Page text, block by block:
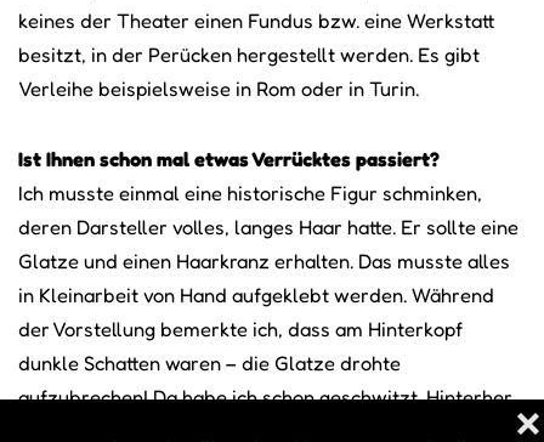
❌
keines der Theater einen Fundus bzw. eine Werkstatt
besitzt, in der Perücken hergestellt werden. Es gibt
Verleihe beispielsweise in Rom oder in Turin.
Ist Ihnen schon mal etwas Verrücktes passiert?
Ich musste einmal eine historische Figur schminken,
deren Darsteller volles, langes Haar hatte. Er sollte eine
Glatze und einen Haarkranz erhalten. Das musste alles
in Kleinarbeit von Hand aufgeklebt werden. Während
der Vorstellung bemerkte ich, dass am Hinterkopf
dunkle Schatten waren – die Glatze drohte
aufzubrechen! Da habe ich schon geschwitzt. Hinterher